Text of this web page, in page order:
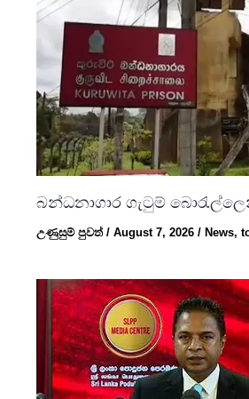
බන්ධනාගාර ගැටුම්
උණුසුම් පුවත්/August 7, 2026/ News,